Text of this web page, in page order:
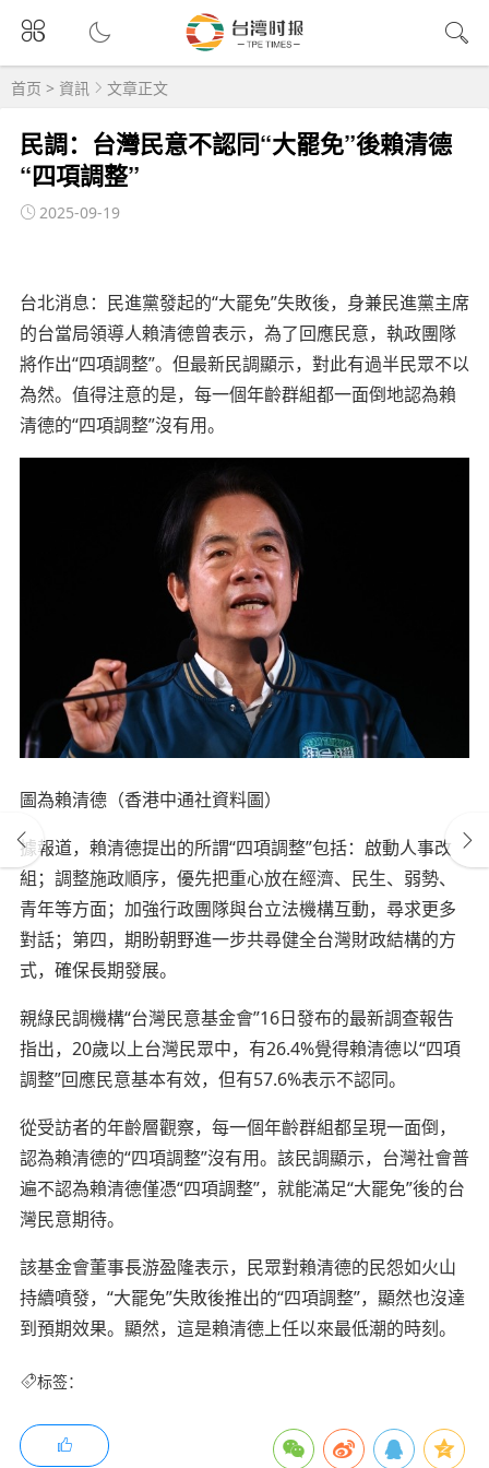
首页 > 資訊 文章正文
民調：台灣民意不認同“大罷免”後賴清德
“四項調整”
2025-09-19
台北消息：民進黨發起的“大罷免”失敗後，身兼民進黨主席
的台當局領導人賴清德曾表示，為了回應民意，執政團隊
將作出“四項調整”。但最新民調顯示，對此有過半民眾不以
為然。值得注意的是，每一個年齡群組都一面倒地認為賴
清德的“四項調整”沒有用。
圖為賴清德（香港中通社資料圖）
據報道，賴清德提出的所謂“四項調整”包括：啟動人事改
組；調整施政順序，優先把重心放在經濟、民生、弱勢、
青年等方面；加強行政團隊與台立法機構互動，尋求更多
對話；第四，期盼朝野進一步共尋健全台灣財政結構的方
式，確保長期發展。
親綠民調機構“台灣民意基金會”16日發布的最新調查報告
指出，20歲以上台灣民眾中，有26.4%覺得賴清德以“四項
調整”回應民意基本有效，但有57.6%表示不認同。
從受訪者的年齡層觀察，每一個年齡群組都呈現一面倒，
認為賴清德的“四項調整”沒有用。該民調顯示，台灣社會普
遍不認為賴清德僅憑“四項調整”，就能滿足“大罷免”後的台
灣民意期待。
該基金會董事長游盈隆表示，民眾對賴清德的民怨如火山
持續噴發，“大罷免”失敗後推出的“四項調整”，顯然也沒達
到預期效果。顯然，這是賴清德上任以來最低潮的時刻。
标签：